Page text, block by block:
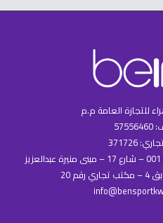
للتجازة العامة م.م
371726
العنوان: حولي – حولي قطعة 001 – شارع 17 – مبنى منيرة عبدالعزيز
20